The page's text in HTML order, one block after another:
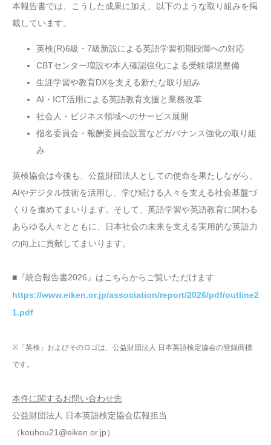
本報告書では、こうした成果に加え、以下のような取り組みを掲
載しています。
英検(R)6級・7級新設による英語学習初期段階への対応
CBTセンター増設や本人確認強化による受験環境整備
生涯学習や教育DXを支える新たな取り組み
AI・ICT活用による英語教育支援と業務改革
社会人・ビジネス領域へのサービス展開
指名委員会・報酬委員会設置などガバナンス強化の取り組
み
英検協会は今後も、公益財団法人としての使命を果たしながら、
AIやデジタル技術を活用し、学び続ける人々を支える社会基盤づ
くりを進めてまいります。そして、英語学習や英語教育に関わる
あらゆる人々とともに、日本社会の未来を支える実用的な英語力
の向上に貢献してまいります。
■『統合報告書2026』はこちらからご覧いただけます
https://www.eiken.or.jp/association/report/2026/pdf/outline2
1.pdf
※「英検」およびそのロゴは、公益財団法人 日本英語検定協会の登録商標
です。
本件に関するお問い合わせ先
公益財団法人 日本英語検定協会広報担当
（kouhou21@eiken.or.jp）